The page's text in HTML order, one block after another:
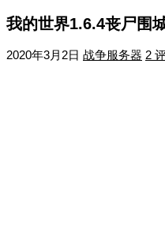
我的世界1.6.4丧尸围
2020年3月2日 战争服务器 2